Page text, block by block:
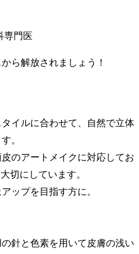
専門医
ら解放されましょう！
イルに合わせて、自然で立体
。
のアートメイクに対応してお
切にしています。
ップを目指す方に。
針と色素を用いて皮膚の浅い